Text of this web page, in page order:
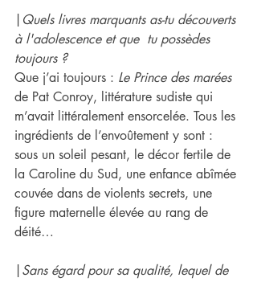
Quels livres marquants a​s-tu découver​​t​s ​
à l'adolescence et que  ​tu possèdes
toujours ?
Que j’ai toujours : Le Prince des marées
de Pat Conroy, littérature sudiste qui
m’avait littéralement ensorcelée. Tous les
ingrédients de l’envoûtement y sont :
sous un soleil pesant, le décor fertile de
la Caroline du Sud, une enfance abîmée
couvée dans de violents secrets, une
figure maternelle élevée au rang de
déité…
Sans égard pour sa qualité, lequel de